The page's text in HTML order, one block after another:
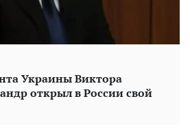
Украины Виктора
открыл в России свой